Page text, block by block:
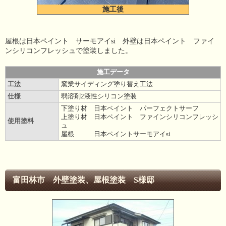
施工後
屋根は日本ペイント サーモアイsi 外壁は日本ペイント ファイ
ンシリコンフレッシュで塗装しました。
施工データ
工法
窯業サイディング塗り替え工法
仕様
弱溶剤2液性シリコン塗装
使用塗料
下塗り材 日本ペイント パーフェクトサーフ
上塗り材 日本ペイント ファインシリコンフレッシ
ュ
屋根 日本ペイントサーモアイsi
富田林市 外壁塗装、屋根塗装 S様邸